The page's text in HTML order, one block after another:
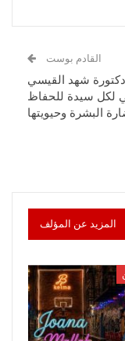
القادم بوست
دكتورة شهد القيسي
لكل سيدة للحفاظ
البشرة وحيويتها
المزيد عن المؤلف